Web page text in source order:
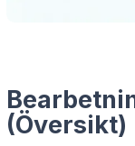
(Översikt)